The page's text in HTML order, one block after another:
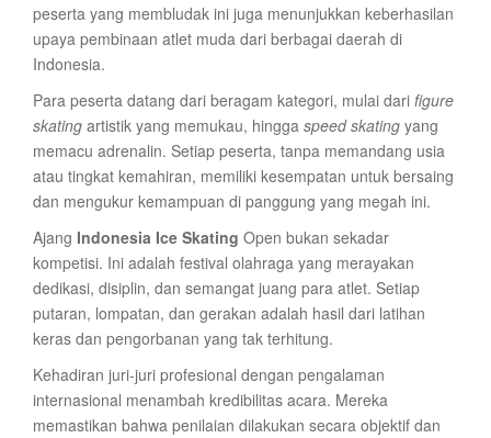
peserta yang membludak ini juga menunjukkan keberhasilan
upaya pembinaan atlet muda dari berbagai daerah di
Indonesia.
Para peserta datang dari beragam kategori, mulai dari figure
skating artistik yang memukau, hingga speed skating yang
memacu adrenalin. Setiap peserta, tanpa memandang usia
atau tingkat kemahiran, memiliki kesempatan untuk bersaing
dan mengukur kemampuan di panggung yang megah ini.
Ajang Indonesia Ice Skating Open bukan sekadar
kompetisi. Ini adalah festival olahraga yang merayakan
dedikasi, disiplin, dan semangat juang para atlet. Setiap
putaran, lompatan, dan gerakan adalah hasil dari latihan
keras dan pengorbanan yang tak terhitung.
Kehadiran juri-juri profesional dengan pengalaman
internasional menambah kredibilitas acara. Mereka
memastikan bahwa penilaian dilakukan secara objektif dan